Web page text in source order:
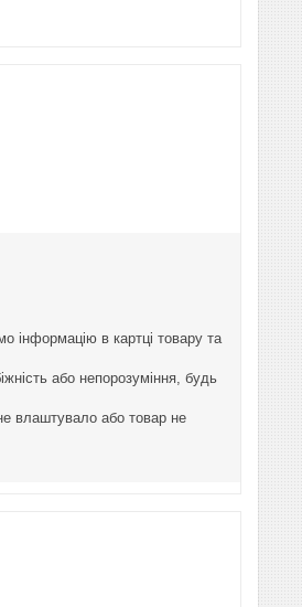
інформацію в картці товару та
або непорозуміння, будь
влаштувало або товар не